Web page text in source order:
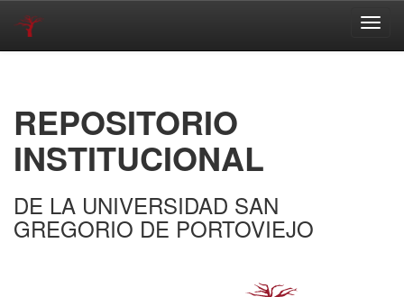
REPOSITORIO
INSTITUCIONAL
DE LA UNIVERSIDAD SAN
GREGORIO DE PORTOVIEJO